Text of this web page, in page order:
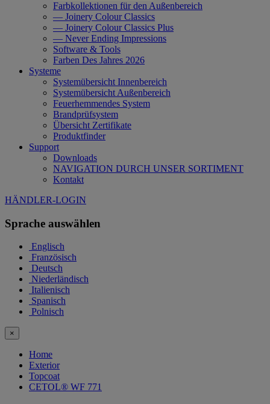
Farbkollektionen für den Außenbereich
— Joinery Colour Classics
— Joinery Colour Classics Plus
— Never Ending Impressions
Software & Tools
Farben Des Jahres 2026
Systeme
Systemübersicht Innenbereich
Systemübersicht Außenbereich
Feuerhemmendes System
Brandprüfsystem
Übersicht Zertifikate
Produktfinder
Support
Downloads
NAVIGATION DURCH UNSER SORTIMENT
Kontakt
HÄNDLER-LOGIN
Sprache auswählen
Englisch
Französisch
Deutsch
Niederländisch
Italienisch
Spanisch
Polnisch
×
Home
Exterior
Topcoat
CETOL® WF 771